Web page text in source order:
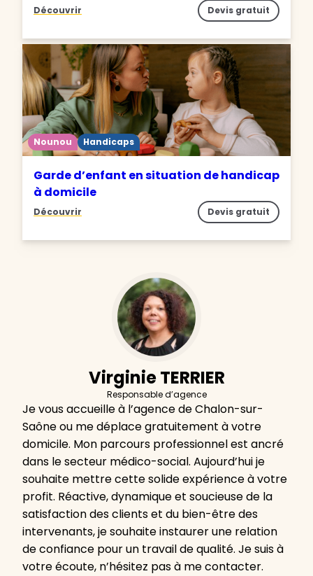
Découvrir Devis gratuit
Nounou Handicaps
Garde d’enfant en situation de handicap
à domicile
Découvrir Devis gratuit
Virginie TERRIER
Responsable d’agence
Je vous accueille à l’agence de Chalon-sur-
Saône ou me déplace gratuitement à votre
domicile. Mon parcours professionnel est ancré
dans le secteur médico-social. Aujourd’hui je
souhaite mettre cette solide expérience à votre
profit. Réactive, dynamique et soucieuse de la
satisfaction des clients et du bien-être des
intervenants, je souhaite instaurer une relation
de confiance pour un travail de qualité. Je suis à
votre écoute, n’hésitez pas à me contacter.